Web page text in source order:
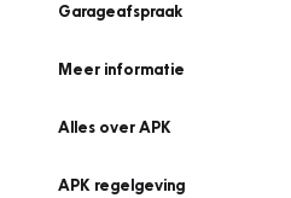
Garageafspraak
Meer informatie
Alles over APK
APK regelgeving